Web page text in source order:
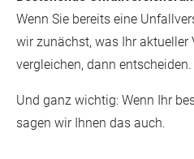
Wenn Sie bereits eine
wir zunächst, was Ihr
vergleichen, dann entscheiden.
Und ganz wichtig: Wenn Ihr
sagen wir Ihnen das auch.